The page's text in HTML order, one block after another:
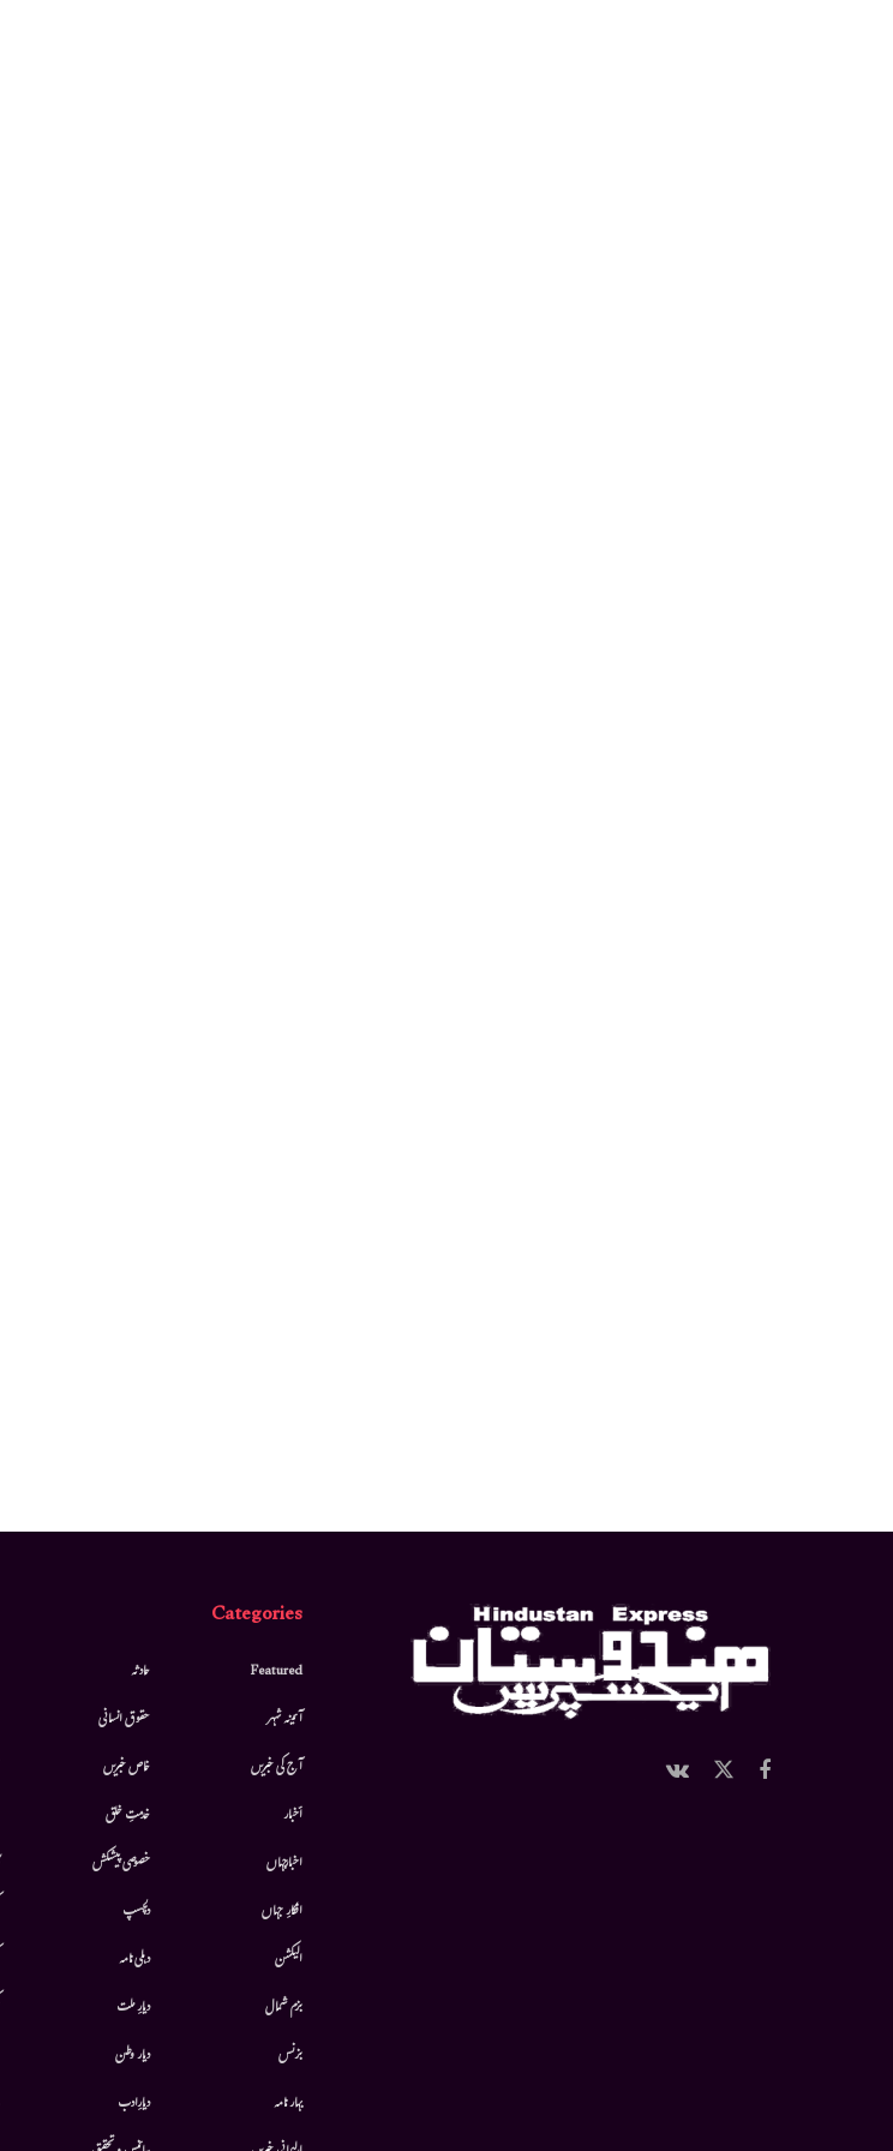
Categories
Featured
آئینہ شہر
آج کی خبریں
أخبار
اخبارجہاں
افکارِ جہاں
الیکشن
بزم شمال
بزنس
بہار نامہ
حادثہ
حقوق انسانی
خاص خبریں
خدمتِ خلق
خصوصی پیشکش
دلچسپ
دہلی نامہ
دیارِ ملت
دیار وطن
دیارِادب